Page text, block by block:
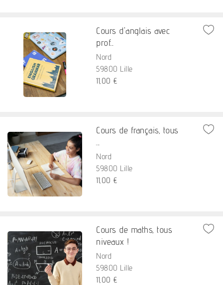
Cours d'anglais avec
prof...
Nord
59800 Lille
11,00 €
Cours de français, tous
Nord
59800 Lille
11,00 €
Cours de maths, tous
niveaux !
Nord
59800 Lille
11,00 €